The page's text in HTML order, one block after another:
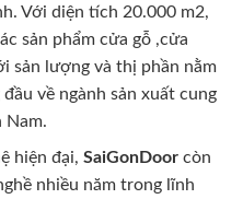
Với diện tích 20.000 m2,
sản phẩm cửa gỗ ,cửa
sản lượng và thị phần nằm
về ngành sản xuất cung
Nam.
hiện đại, SaiGonDoor còn
nhiều năm trong lĩnh